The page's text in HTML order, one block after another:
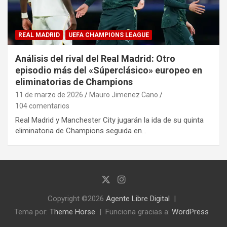
REAL MADRID UEFA CHAMPIONS LEAGUE
Análisis del rival del Real Madrid: Otro
episodio más del «Súperclásico» europeo en
eliminatorias de Champions
11 de marzo de 2026
Mauro Jimenez Cano
104 comentarios
Real Madrid y Manchester City jugarán la ida de su quinta
eliminatoria de Champions seguida en…
Copyright ©2026 Agente Libre Digital
Tema por: Theme Horse Funciona gracias a: WordPress